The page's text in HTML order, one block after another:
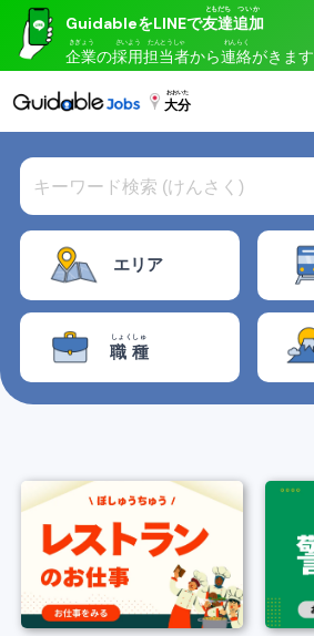
GuidableをLINEで友達
ともだち
追加
ついか
企業
きぎょう
の採用
さいよう
担当者
たんとうしゃ
から連絡
れんらく
がきます
大分
おおいた
エリア
職種
しょくしゅ